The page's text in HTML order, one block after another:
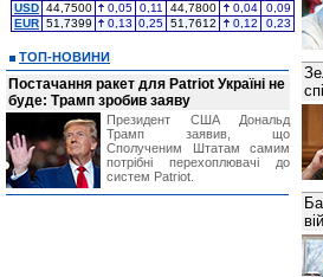
USD 44,7500 0,05 0,11 44,7800 0,04
0,09
EUR 51,7399 0,13 0,25 51,7612 0,12 0,23
ТОП-НОВИНИ
Постачання ракет для Patriot Україні не
буде: Трамп зробив заяву
Президент США Дональд
Трамп заявив, що
Сполученим Штатам самим
потрібні перехоплювачі до
систем Patriot.